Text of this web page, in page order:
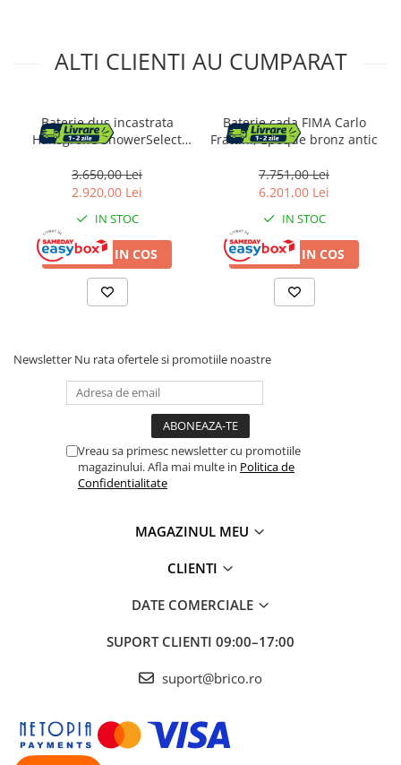
ALTI CLIENTI AU CUMPARAT
Baterie dus incastrata
Hansgrohe ShowerSelect
3.650,00 Lei
2.920,00 Lei
IN STOC
ADAUGA IN COS
Baterie cada FIMA Carlo
Frattini, Epoque bronz antic
7.751,00 Lei
6.201,00 Lei
IN STOC
ADAUGA IN COS
Newsletter Nu rata ofertele si promotiile noastre
Vreau sa primesc newsletter cu promotiile
magazinului. Afla mai multe in Politica de
Confidentialitate
MAGAZINUL MEU
CLIENTI
DATE COMERCIALE
SUPORT CLIENTI 09:00–17:00
suport@brico.ro